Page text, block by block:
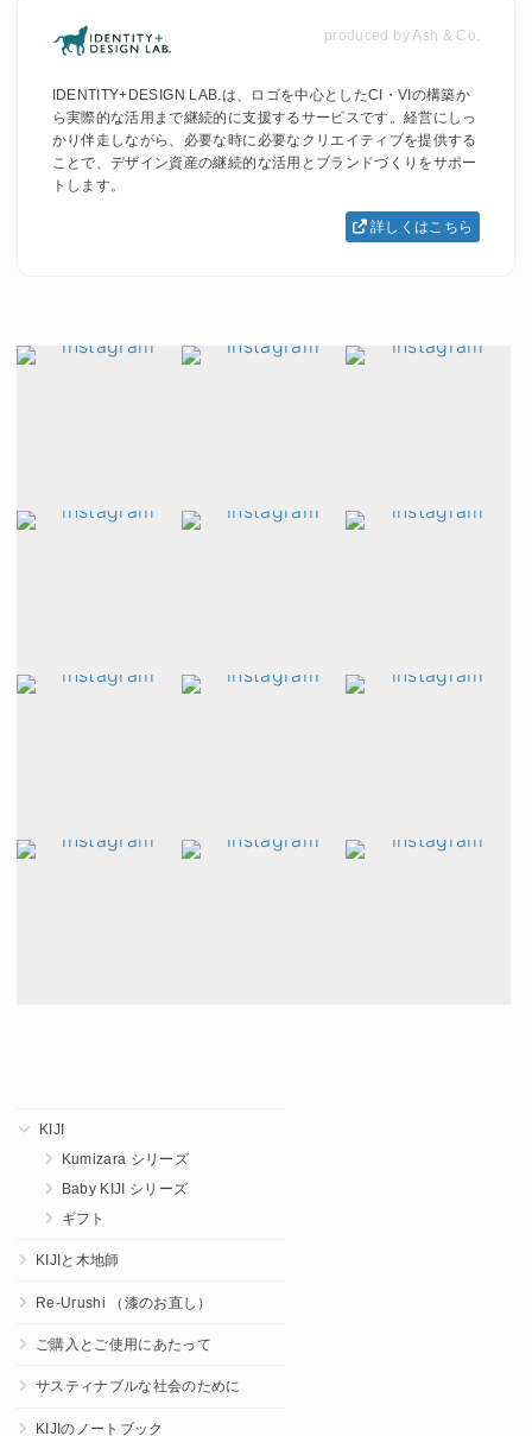
produced by Ash & Co.
IDENTITY+DESIGN LAB.は、ロゴを中心としたCI・VIの構築か
ら実際的な活用まで継続的に支援するサービスです。経営にしっ
かり伴走しながら、必要な時に必要なクリエイティブを提供する
ことで、デザイン資産の継続的な活用とブランドづくりをサポー
トします。
詳しくはこちら
KIJI
Kumizara シリーズ
Baby KIJI シリーズ
ギフト
KIJIと木地師
Re-Urushi （漆のお直し）
ご購入とご使用にあたって
サスティナブルな社会のために
KIJIのノートブック